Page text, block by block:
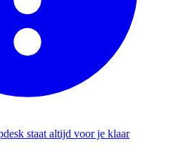
staat altijd voor je klaar